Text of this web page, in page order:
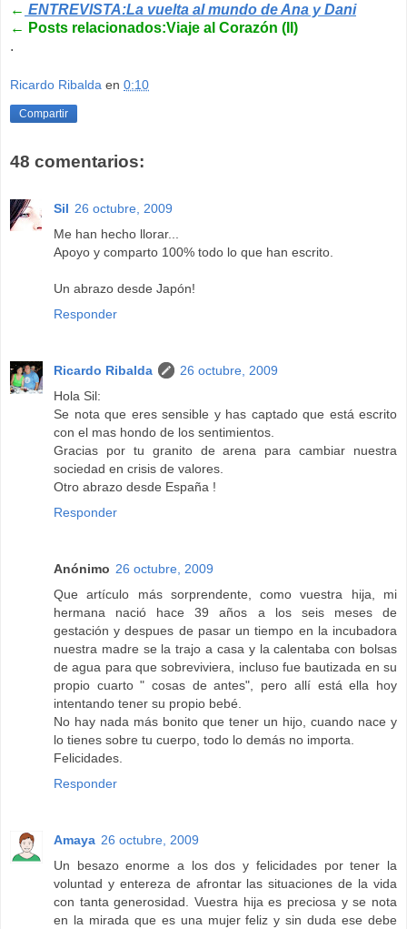
← ENTREVISTA:La vuelta al mundo de Ana y Dani
← Posts relacionados:Viaje al Corazón (II)
.
Ricardo Ribalda en 0:10
Compartir
48 comentarios:
Sil 26 octubre, 2009
Me han hecho llorar...
Apoyo y comparto 100% todo lo que han escrito.
Un abrazo desde Japón!
Responder
Ricardo Ribalda
26 octubre, 2009
Hola Sil:
Se nota que eres sensible y has captado que está escrito
con el mas hondo de los sentimientos.
Gracias por tu granito de arena para cambiar nuestra
sociedad en crisis de valores.
Otro abrazo desde España !
Responder
Anónimo 26 octubre, 2009
Que artículo más sorprendente, como vuestra hija, mi
hermana nació hace 39 años a los seis meses de
gestación y despues de pasar un tiempo en la incubadora
nuestra madre se la trajo a casa y la calentaba con bolsas
de agua para que sobreviviera, incluso fue bautizada en su
propio cuarto " cosas de antes", pero allí está ella hoy
intentando tener su propio bebé.
No hay nada más bonito que tener un hijo, cuando nace y
lo tienes sobre tu cuerpo, todo lo demás no importa.
Felicidades.
Responder
Amaya 26 octubre, 2009
Un besazo enorme a los dos y felicidades por tener la
voluntad y entereza de afrontar las situaciones de la vida
con tanta generosidad. Vuestra hija es preciosa y se nota
en la mirada que es una mujer feliz y sin duda ese debe